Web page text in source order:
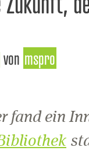
von mspro
fand ein